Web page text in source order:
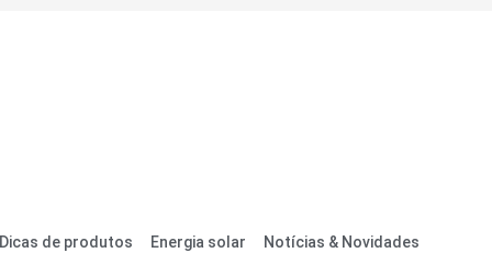
Dicas de produtos Energia solar
Notícias & Novidades